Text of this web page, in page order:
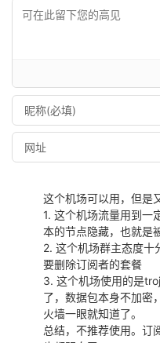
这个机场可以用，但是
1. 这个机场流量用到一
本的节点隐藏，也就是
2. 这个机场群主态度十
要删除订阅者的套餐
3. 这个机场使用的是
了，数据包本身不加密
火墙一眼就知道了。
总结，不推荐使用。订